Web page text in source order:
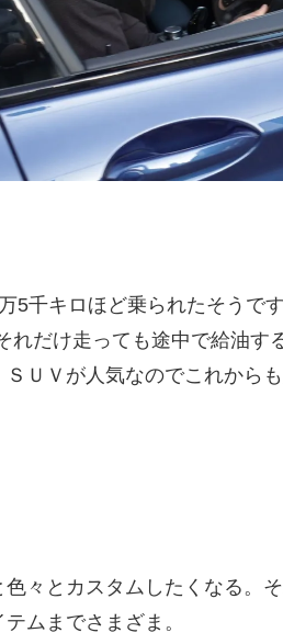
5千キロほど乗られたそうで
れだけ走っても途中で給油す
ＵＶが人気なのでこれから
々とカスタムしたくなる。
ムまでさまざま。